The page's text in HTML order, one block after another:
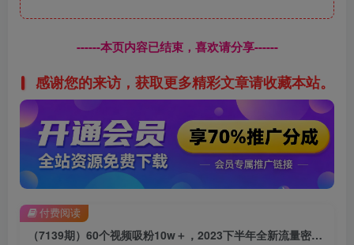
------本页内容已结束，喜欢请分享------
感谢您的来访，获取更多精彩文章请收藏本站。
（7139期）60个视频吸粉10w＋，2023下半年全新流量密码3D美女号新玩法（教程+资源）
付费阅读